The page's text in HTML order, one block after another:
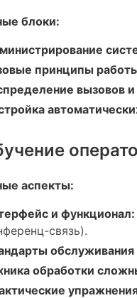
блоки:
принципы
вызовов
аспекты:
и функционал:
связь).
обслуживания
обработки